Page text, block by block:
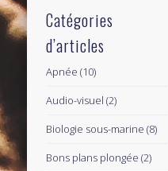
Catégories
d’articles
Apnée (10)
Audio-visuel (2)
Biologie sous-marine (8)
Bons plans plongée (2)